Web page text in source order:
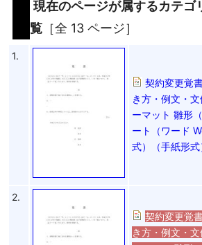
現在のページが属するカテゴ
覧 ［全 13 ページ］
1.
契約変更覚
き方・例文・
ーマット 雛形
ート（ワード
式）（手紙形式
2.
契約変更覚
き方・例文・